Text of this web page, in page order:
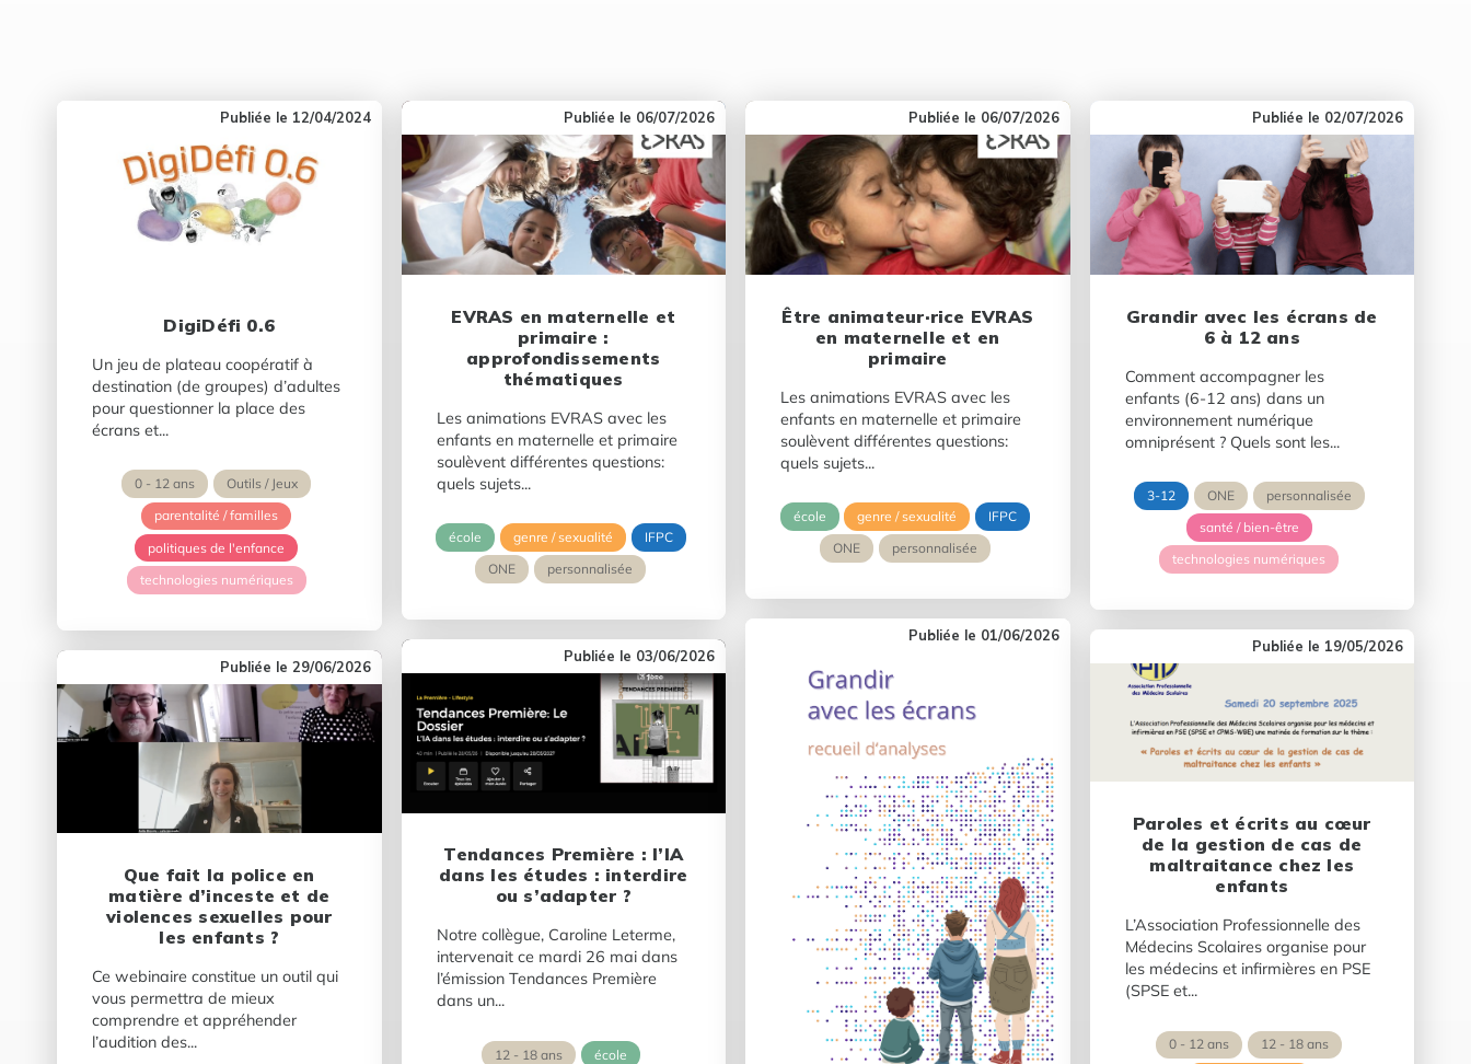
12/04/2024
DigiDéfi 0.6
Un jeu de plateau coopératif à
destination (de groupes) d’adultes
pour questionner la place des
écrans et...
0 - 12 ans
Outils / Jeux
parentalité / familles
politiques de l'enfance
technologies numériques
06/07/2026
EVRAS en maternelle et
primaire :
approfondissements
thématiques
Les animations EVRAS avec les
enfants en maternelle et primaire
soulèvent différentes questions:
quels sujets...
école genre / sexualité
IFPC
ONE
personnalisée
06/07/2026
Être animateur·rice EVRAS
en maternelle et en
primaire
Les animations EVRAS avec les
enfants en maternelle et primaire
soulèvent différentes questions:
quels sujets...
école genre / sexualité
IFPC
ONE
personnalisée
02/07/2026
Grandir avec les écrans de
6 à 12 ans
Comment accompagner les
enfants (6-12 ans) dans un
environnement numérique
omniprésent ? Quels sont les...
3-12 ONE
personnalisée
santé / bien-être
technologies numériques
29/06/2026
Que fait la police en
matière d’inceste et de
violences sexuelles pour
les enfants ?
Ce webinaire constitue un outil qui
vous permettra de mieux
comprendre et appréhender
l’audition des...
03/06/2026
Tendances Première : l’IA
dans les études : interdire
ou s’adapter ?
Notre collègue, Caroline Leterme,
intervenait ce mardi 26 mai dans
l’émission Tendances Première
dans un...
12 - 18 ans
école
01/06/2026
19/05/2026
Paroles et écrits au cœur
de la gestion de cas de
maltraitance chez les
enfants
L’Association Professionnelle des
Médecins Scolaires organise pour
les médecins et infirmières en PSE
(SPSE et...
0 - 12 ans
12 - 18 ans